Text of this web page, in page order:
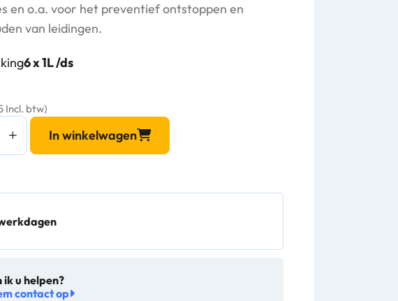
en o.a. voor het preventief ontstoppen en
van leidingen.
6 x 1L /ds
Incl. btw)
In winkelwagen
ik u helpen?
contact op